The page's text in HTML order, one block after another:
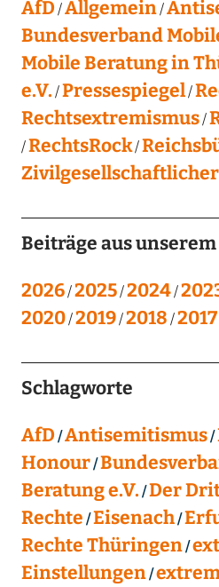
AfD Allgemein
Bundesverband
Mobile Beratung in
e.V. Pressespiegel
Rechtsextremismus
RechtsRock
Beiträge aus
2026 2025 2024
2020 2019 2018 2017
Schlagworte
AfD Antisemitismus
Honour
Beratung e.V. Der
Rechte Eisenach
Rechte Thüringen
Einstellungen